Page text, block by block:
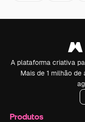
A plataforma criativa
Mais de 1 milhão de
Produtos